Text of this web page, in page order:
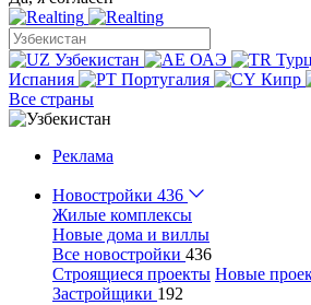
Узбекистан ОАЭ
Испания
Португалия Кипр
Все страны
Реклама
Новостройки 436
Жилые комплексы
Новые дома и виллы
Все новостройки 436
Строящиеся проекты Новые
Застройщики 192